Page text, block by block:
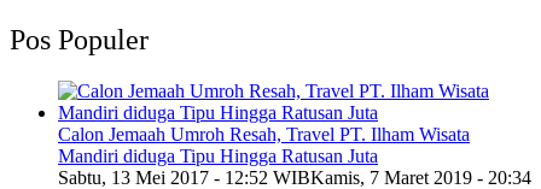
Pos Populer
Calon Jemaah Umroh Resah, Travel PT. Ilham Wisata
Mandiri diduga Tipu Hingga Ratusan Juta
Sabtu, 13 Mei 2017 - 12:52 WIBKamis, 7 Maret 2019 - 20:34